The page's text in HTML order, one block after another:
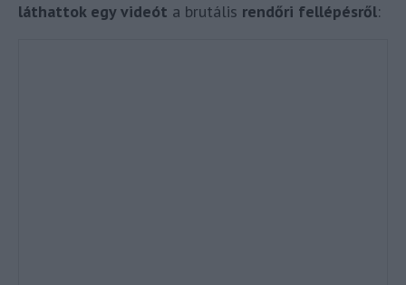
láthattok egy videót a brutális rendőri fellépésről: